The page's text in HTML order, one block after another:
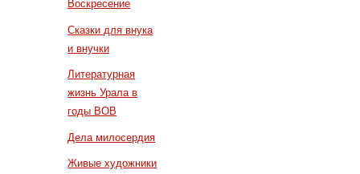
Воскресение
Сказки для внука
и внучки
Литературная
жизнь Урала в
годы ВОВ
Дела милосердия
Живые художники